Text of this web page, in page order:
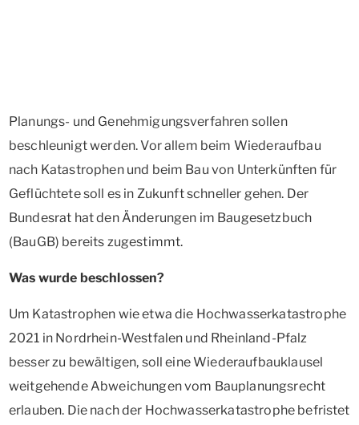
Planungs- und Genehmigungsverfahren sollen
beschleunigt werden. Vor allem beim Wiederaufbau
nach Katastrophen und beim Bau von Unterkünften für
Geflüchtete soll es in Zukunft schneller gehen. Der
Bundesrat hat den Änderungen im Baugesetzbuch
(BauGB) bereits zugestimmt.
Was wurde beschlossen?
Um Katastrophen wie etwa die Hochwasserkatastrophe
2021 in Nordrhein-Westfalen und Rheinland-Pfalz
besser zu bewältigen, soll eine Wiederaufbauklausel
weitgehende Abweichungen vom Bauplanungsrecht
erlauben. Die nach der Hochwasserkatastrophe befristet